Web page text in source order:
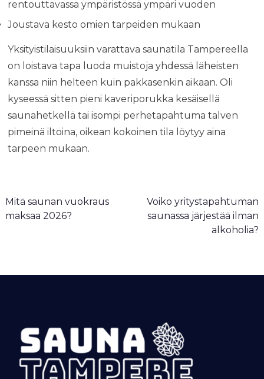
rentouttavassa ympäristössä ympäri vuoden
Joustava kesto omien tarpeiden mukaan
Yksityistilaisuuksiin varattava saunatila Tampereella
on loistava tapa luoda muistoja yhdessä läheisten
kanssa niin helteen kuin pakkasenkin aikaan. Oli
kyseessä sitten pieni kaveriporukka kesäisellä
saunahetkellä tai isompi perhetapahtuma talven
pimeinä iltoina, oikean kokoinen tila löytyy aina
tarpeen mukaan.
A
r
k
Mitä saunan vuokraus
maksaa 2026?
Voiko yritystapahtuman
saunassa järjestää ilman
alkoholia?